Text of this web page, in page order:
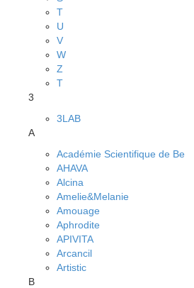
T
U
V
W
Z
Т
3
3LAB
A
Académie Scientifique de Be
AHAVA
Alcina
Amelie&Melanie
Amouage
Aphrodite
APIVITA
Arcancil
Artistic
B